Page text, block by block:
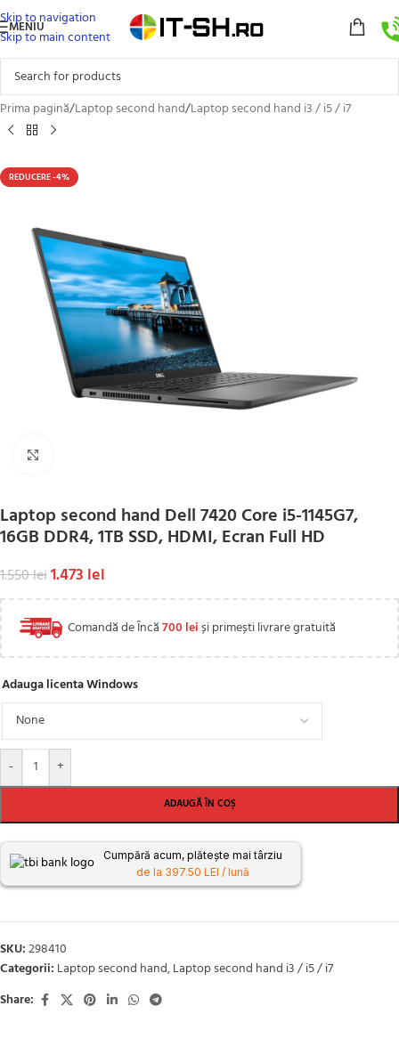
Skip to navigation
Skip to main content
MENIU
Prima pagină/Laptop second hand/Laptop second hand i3 / i5 / i7
REDUCERE -4%
Laptop second hand Dell 7420 Core i5-1145G7,
16GB DDR4, 1TB SSD, HDMI, Ecran Full HD
1.550lei1.473 lei
Comandă de Încă700 leiși primești livrare gratuită
Adauga licenta Windows
- +
ADAUGĂ ÎN COȘ
Cumpără acum, plătește mai târziu
de la 397.50 LEI / lună
SKU:298410
Categorii: Laptop second hand,Laptop second hand i3 / i5 / i7
Share: